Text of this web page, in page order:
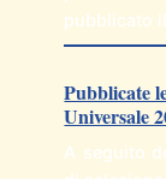
pubblicato
Pubblicate
Universale
A seguito